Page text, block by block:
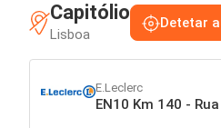
Capitólio
Lisboa
Detetar
E.Leclerc
EN10 Km 140 -